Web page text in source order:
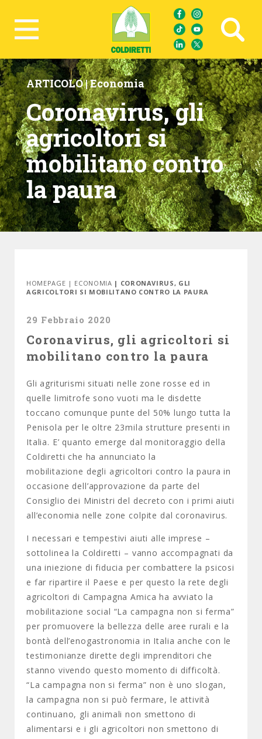
Ricerca avanzata
ARTICOLO |Economia
Coronavirus, gli
agricoltori si
mobilitano contro
la paura
HOMEPAGE | ECONOMIA | CORONAVIRUS, GLI
AGRICOLTORI SI MOBILITANO CONTRO LA PAURA
29 Febbraio 2020
Coronavirus, gli agricoltori si
mobilitano contro la paura
Gli agriturismi situati nelle zone rosse ed in
quelle limitrofe sono vuoti ma le disdette
toccano comunque punte del 50% lungo tutta la
Penisola per le oltre 23mila strutture presenti in
Italia. E’ quanto emerge dal monitoraggio della
Coldiretti che ha annunciato la
mobilitazione degli agricoltori contro la paura in
occasione dell’approvazione da parte del
Consiglio dei Ministri del decreto con i primi aiuti
all’economia nelle zone colpite dal coronavirus.
I necessari e tempestivi aiuti alle imprese –
sottolinea la Coldiretti – vanno accompagnati da
una iniezione di fiducia per combattere la psicosi
e far ripartire il Paese e per questo la rete degli
agricoltori di Campagna Amica ha avviato la
mobilitazione social “La campagna non si ferma”
per promuovere la bellezza delle aree rurali e la
bontà dell’enogastronomia in Italia anche con le
testimonianze dirette degli imprenditori che
stanno vivendo questo momento di difficoltà.
“La campagna non si ferma” non è uno slogan,
la campagna non si può fermare, le attività
continuano, gli animali non smettono di
alimentarsi e i gli agricoltori non smettono di